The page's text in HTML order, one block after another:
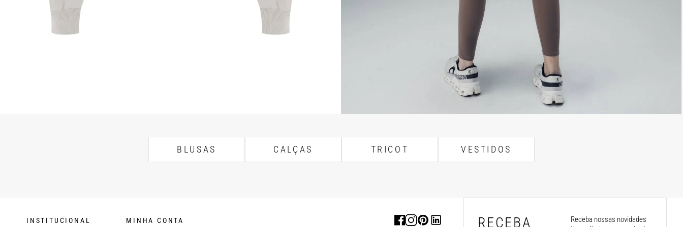
BLUSAS CALÇAS TRICOT VESTIDOS
RECEBA
Receba nossas novidades
INSTITUCIONAL MINHA CONTA